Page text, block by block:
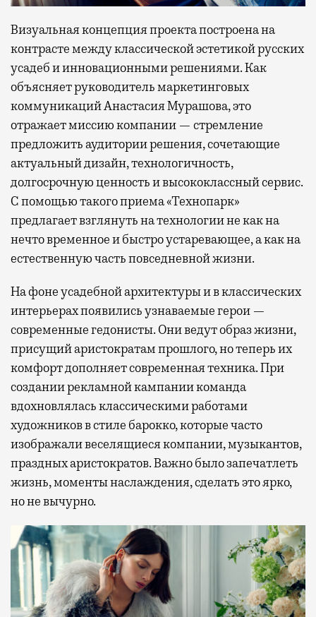
Визуальная концепция проекта построена на
контрасте между классической эстетикой русских
усадеб и инновационными решениями. Как
объясняет руководитель маркетинговых
коммуникаций Анастасия Мурашова, это
отражает миссию компании — стремление
предложить аудитории решения, сочетающие
актуальный дизайн, технологичность,
долгосрочную ценность и высококлассный сервис.
С помощью такого приема «Технопарк»
предлагает взглянуть на технологии не как на
нечто временное и быстро устаревающее, а как на
естественную часть повседневной жизни.
На фоне усадебной архитектуры и в классических
интерьерах появились узнаваемые герои —
современные гедонисты. Они ведут образ жизни,
присущий аристократам прошлого, но теперь их
комфорт дополняет современная техника. При
создании рекламной кампании команда
вдохновлялась классическими работами
художников в стиле барокко, которые часто
изображали веселящиеся компании, музыкантов,
праздных аристократов. Важно было запечатлеть
жизнь, моменты наслаждения, сделать это ярко,
но не вычурно.